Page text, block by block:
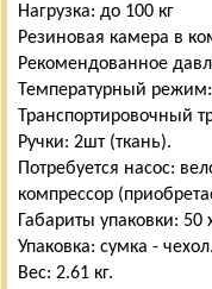
Нагрузка: до 100 кг
Резиновая камера в
Рекомендованное
Температурный
Транспортировочный
Ручки: 2шт (ткань).
Потребуется насос:
компрессор
Габариты упаковки: 50
Упаковка: сумка -
Вес: 2.61 кг.